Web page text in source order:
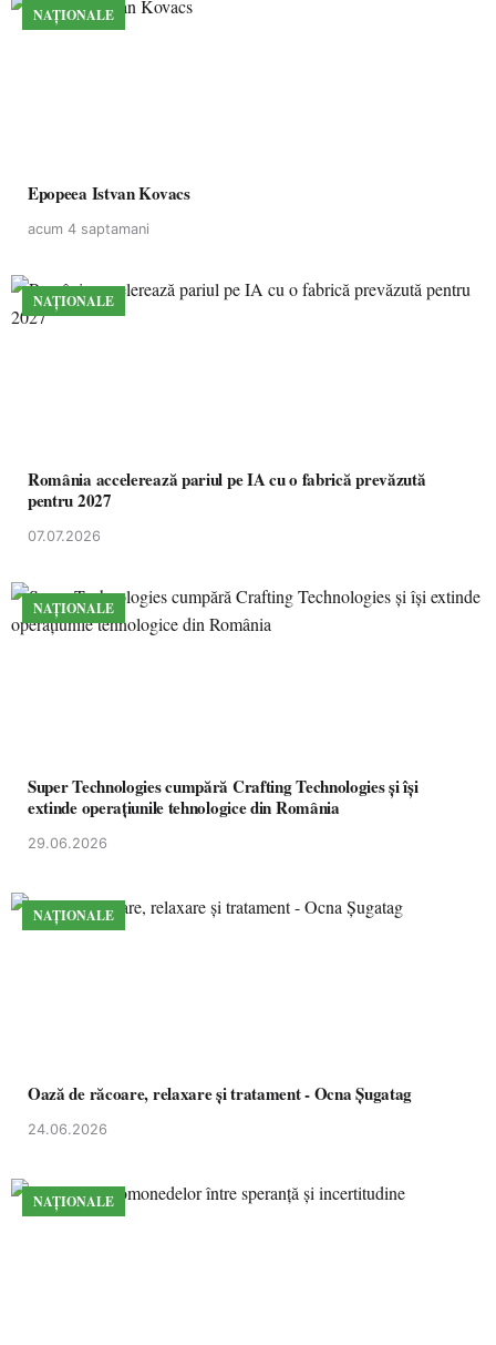
NAȚIONALE
Epopeea Istvan Kovacs
acum 4 saptamani
NAȚIONALE
România accelerează pariul pe IA cu o fabrică prevăzută
pentru 2027
07.07.2026
NAȚIONALE
Super Technologies cumpără Crafting Technologies și își
extinde operațiunile tehnologice din România
29.06.2026
NAȚIONALE
Oază de răcoare, relaxare și tratament - Ocna Șugatag
24.06.2026
NAȚIONALE